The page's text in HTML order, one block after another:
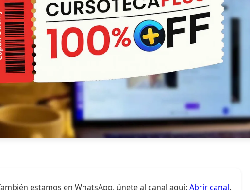
estamos en WhatsApp, únete al canal aquí: Abrir canal.